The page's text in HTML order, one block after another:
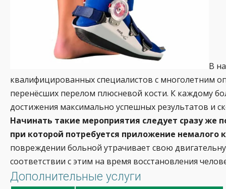
В
квалифицированных специалистов с многолетним
перенёсших перелом плюсневой кости. К каждому
достижения максимально успешных результатов и
Начинать такие мероприятия следует сразу же
при которой потребуется приложение немалого
повреждении больной утрачивает свою
соответствии с этим на время восстановления
Дополнительные услуги